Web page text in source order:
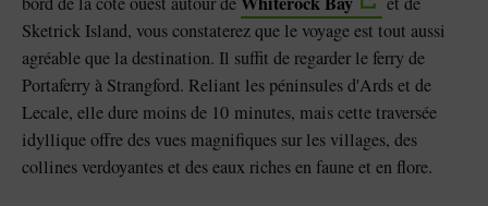
Sketrick Island, vous constaterez que le voyage est tout aussi
agréable que la destination. Il suffit de regarder le ferry de
Portaferry à Strangford. Reliant les péninsules d'Ards et de
Lecale, elle dure moins de 10 minutes, mais cette traversée
idyllique offre des vues magnifiques sur les villages, des
collines verdoyantes et des eaux riches en faune et en flore.